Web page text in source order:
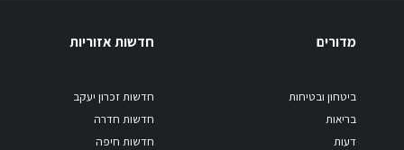
מדורים
ביטחון ובטיחות
בריאות
דעות
חדשות אזוריות
חדשות זכרון יעקב
חדשות חדרה
חדשות חיפה